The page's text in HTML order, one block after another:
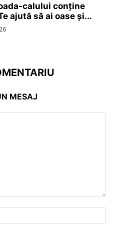
calului conține
ajută să ai oase și...
MESAJ